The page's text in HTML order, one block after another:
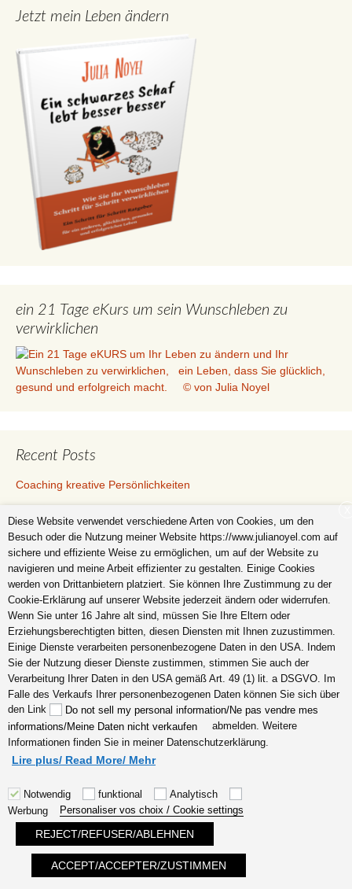
Jetzt mein Leben ändern
ein 21 Tage eKurs um sein Wunschleben zu
verwirklichen
Recent Posts
Coaching kreative Persönlichkeiten
Coaching Selbstbehauptung
hochsensible Menschen Berufe
Deutscher Expatriate Leben und Arbeiten in Frankreich
Hochsensible Eltern Mutter
Search
for:
Recent Posts
Coaching kreative
Coaching Selbstbehauptung
hochsensible Menschen
Berufe
Deutscher Expatriate Leben
und Arbeiten in Frankreich
Diese Website verwendet verschiedene Arten von Cookies, um den
Besuch oder die Nutzung meiner Website https://www.julianoyel.com auf
sichere und effiziente Weise zu ermöglichen, um auf der Website zu
navigieren und meine Arbeit effizienter zu gestalten. Einige Cookies
werden von Drittanbietern platziert. Sie können Ihre Zustimmung zu der
Cookie-Erklärung auf unserer Website jederzeit ändern oder widerrufen.
Wenn Sie unter 16 Jahre alt sind, müssen Sie Ihre Eltern oder
Erziehungsberechtigten bitten, diesen Diensten mit Ihnen zuzustimmen.
Einige Dienste verarbeiten personenbezogene Daten in den USA. Indem
Sie der Nutzung dieser Dienste zustimmen, stimmen Sie auch der
Verarbeitung Ihrer Daten in den USA gemäß Art. 49 (1) lit. a DSGVO. Im
Falle des Verkaufs Ihrer personenbezogenen Daten können Sie sich über
den Link
Do not sell my personal information/Ne pas vendre mes
informations/Meine Daten nicht verkaufen
abmelden. Weitere
Informationen finden Sie in meiner Datenschutzerklärung.
Lire plus/ Read More/ Mehr
Notwendig funktional
Analytisch
Werbung
Personaliser vos choix / Cookie settings
REJECT/REFUSER/ABLEHNEN
ACCEPT/ACCEPTER/ZUSTIMMEN